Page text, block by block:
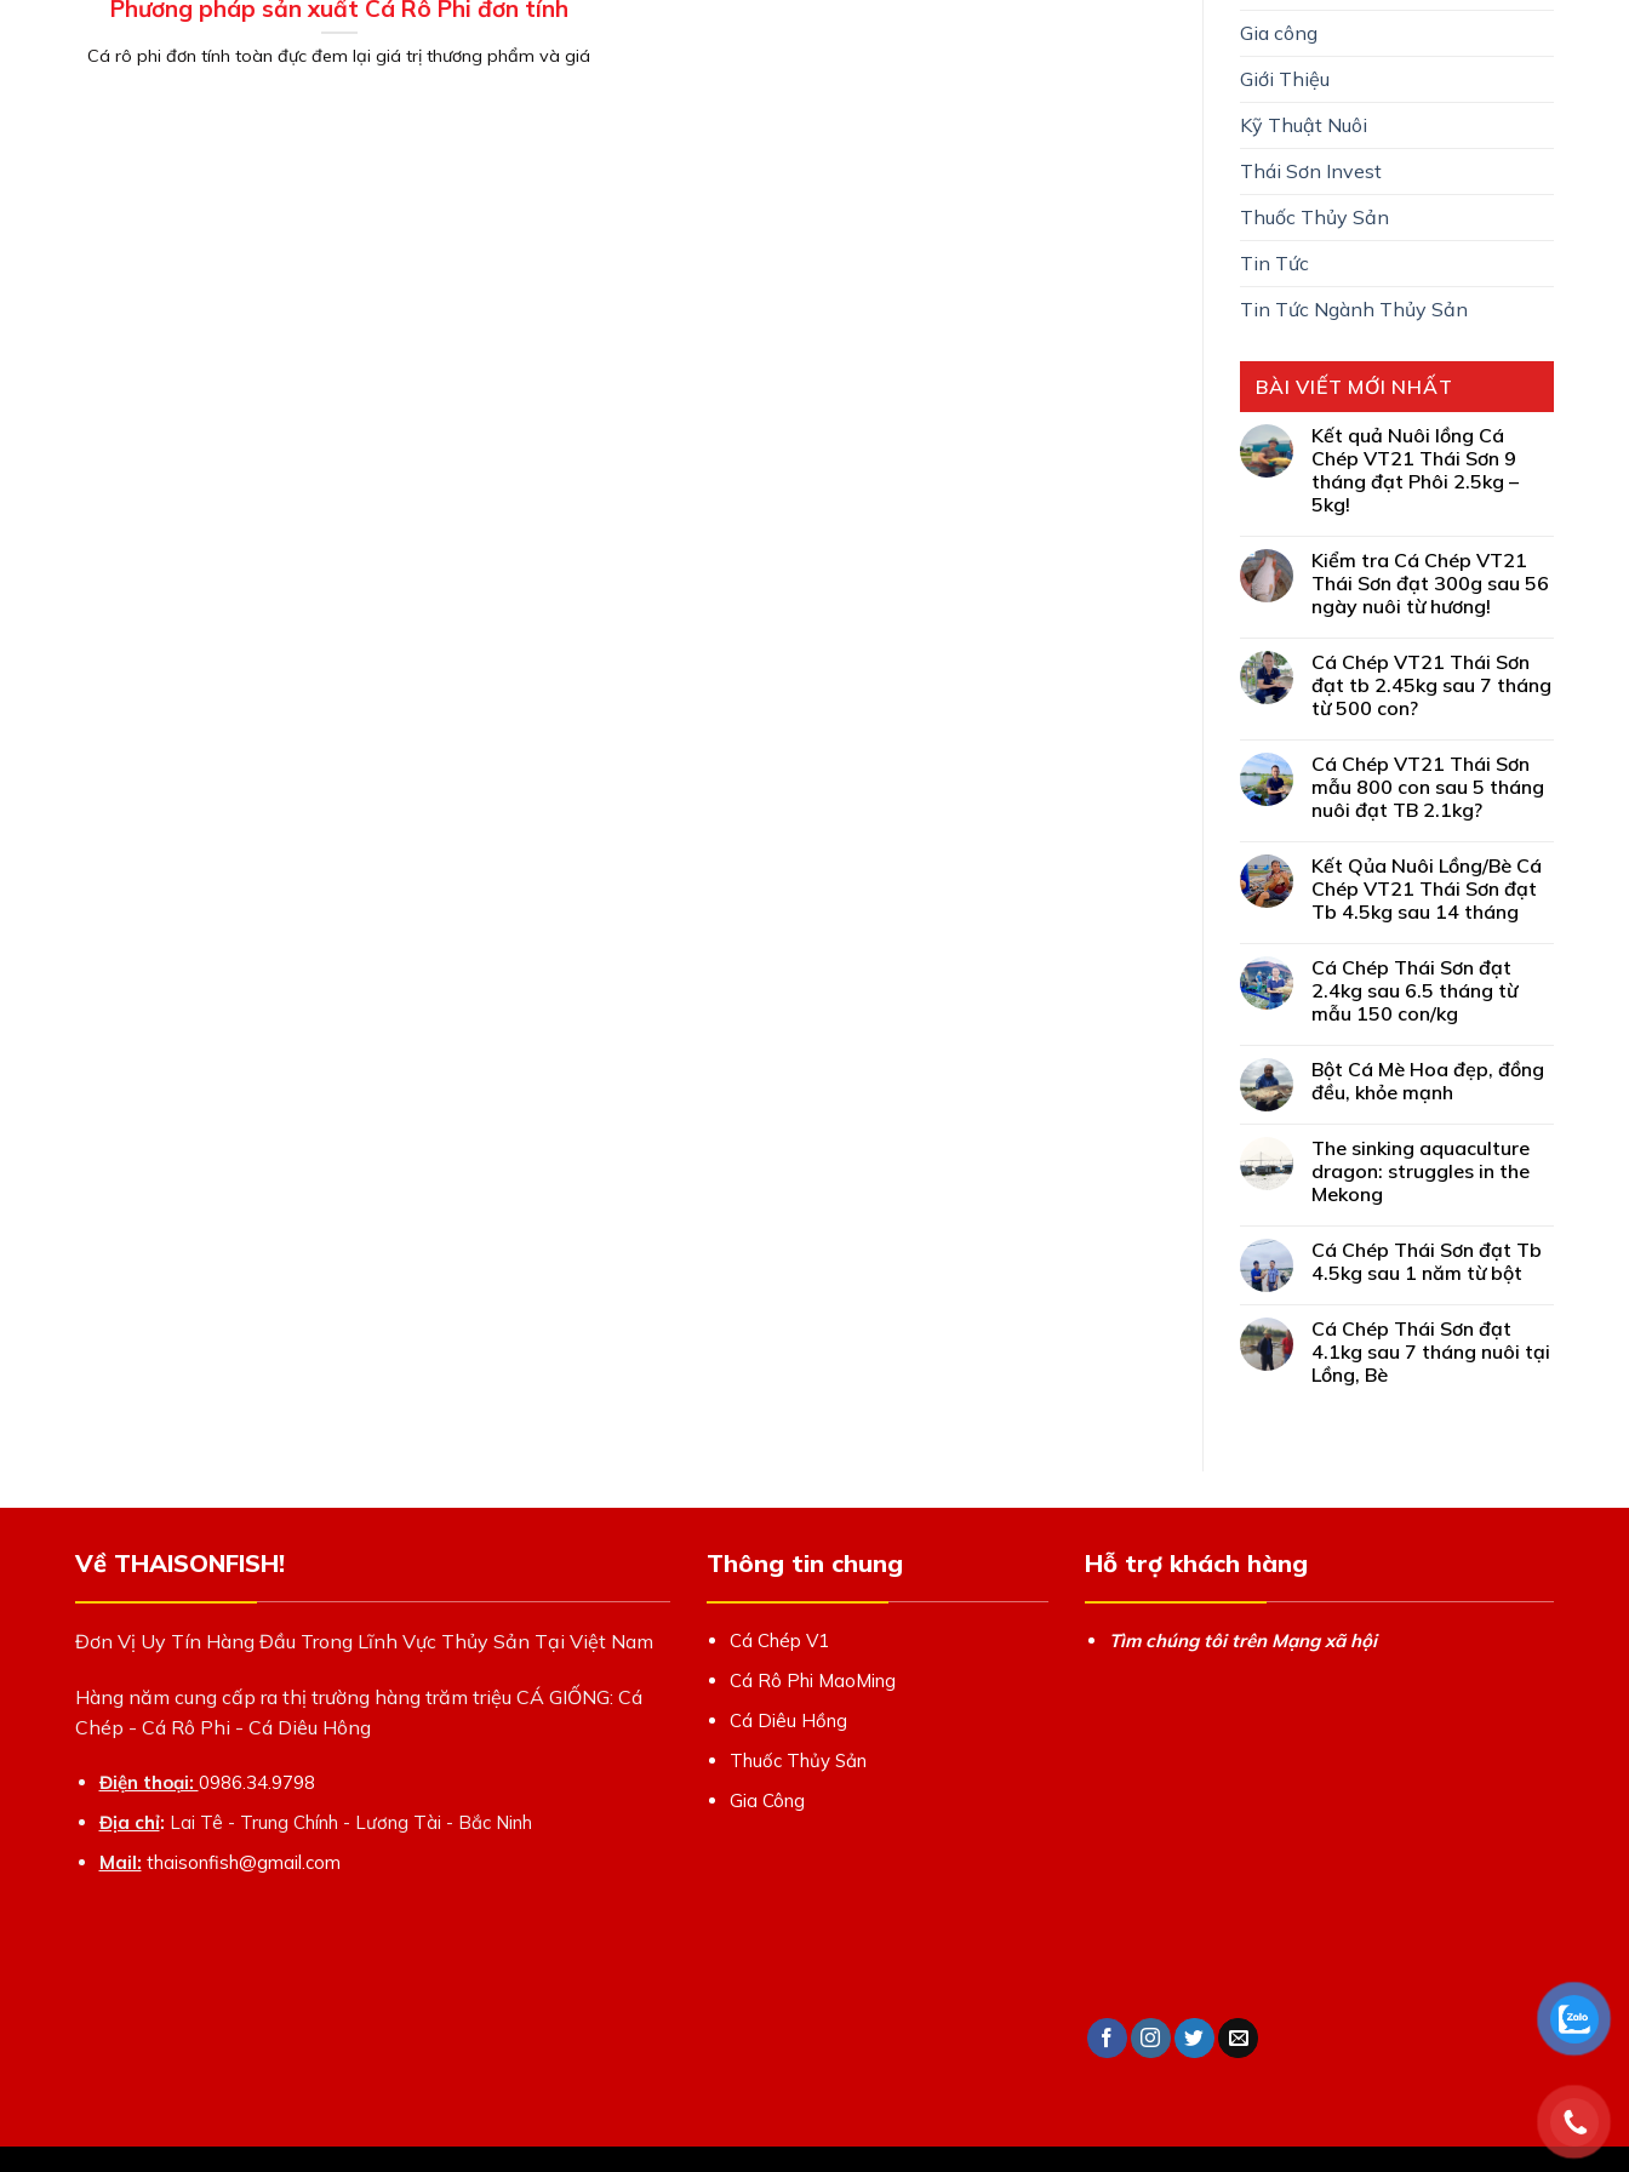
Phương pháp sản xuất Cá Rô Phi đơn tính
Cá rô phi đơn tính toàn đực đem lại giá trị thương phẩm và giá
Gia công
Giới Thiệu
Kỹ Thuật Nuôi
Thái Sơn Invest
Thuốc Thủy Sản
Tin Tức
Tin Tức Ngành Thủy Sản
BÀI VIẾT MỚI NHẤT
Kết quả Nuôi lồng Cá
Chép VT21 Thái Sơn 9
tháng đạt Phôi 2.5kg –
5kg!
Kiểm tra Cá Chép VT21
Thái Sơn đạt 300g sau 56
ngày nuôi từ hương!
Cá Chép VT21 Thái Sơn
đạt tb 2.45kg sau 7 tháng
từ 500 con?
Cá Chép VT21 Thái Sơn
mẫu 800 con sau 5 tháng
nuôi đạt TB 2.1kg?
Kết Qủa Nuôi Lồng/Bè Cá
Chép VT21 Thái Sơn đạt
Tb 4.5kg sau 14 tháng
Cá Chép Thái Sơn đạt
2.4kg sau 6.5 tháng từ
mẫu 150 con/kg
Bột Cá Mè Hoa đẹp, đồng
đều, khỏe mạnh
The sinking aquaculture
dragon: struggles in the
Mekong
Cá Chép Thái Sơn đạt Tb
4.5kg sau 1 năm từ bột
Cá Chép Thái Sơn đạt
4.1kg sau 7 tháng nuôi tại
Lồng, Bè
Về THAISONFISH!
Đơn Vị Uy Tín Hàng Đầu Trong Lĩnh Vực Thủy Sản Tại Việt Nam
Hàng năm cung cấp ra thị trường hàng trăm triệu CÁ GIỐNG: Cá
Chép - Cá Rô Phi - Cá Diêu Hông
Điện thoại: 0986.34.9798
Địa chỉ: Lai Tê - Trung Chính - Lương Tài - Bắc Ninh
Mail: thaisonfish@gmail.com
Thông tin chung
Cá Chép V1
Cá Rô Phi MaoMing
Cá Diêu Hồng
Thuốc Thủy Sản
Gia Công
Hỗ trợ khách hàng
Tìm chúng tôi trên Mạng xã hội